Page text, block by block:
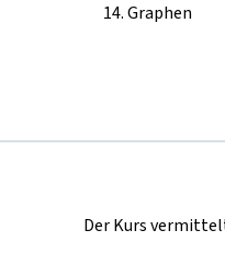
Graphen
Der Kurs